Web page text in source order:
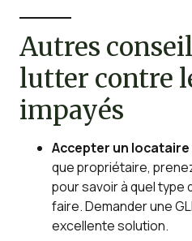
Autres
lutter contre
impayés
Accepter un locataire
que propriétaire,
pour savoir à quel type
faire. Demander une
excellente solution.